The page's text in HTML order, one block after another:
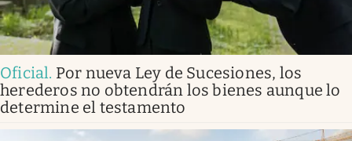
Oficial. Por nueva Ley de Sucesiones, los
herederos no obtendrán los bienes aunque lo
determine el testamento